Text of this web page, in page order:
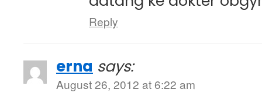
Reply
erna says:
August 26, 2012 at 6:22 am